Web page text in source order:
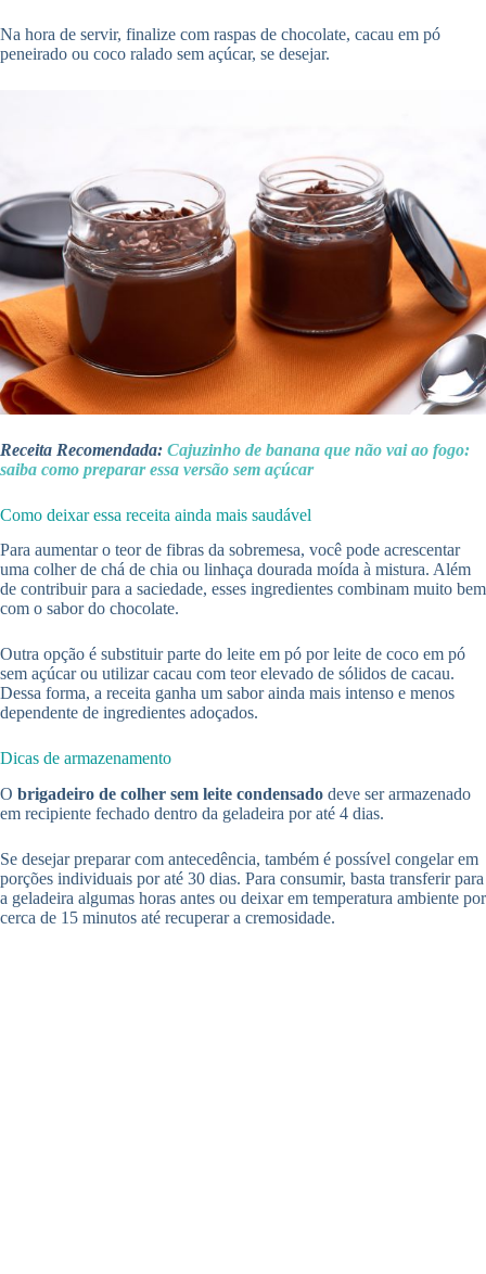
Na hora de servir, finalize com raspas de chocolate, cacau em pó
peneirado ou coco ralado sem açúcar, se desejar.
Receita Recomendada: Cajuzinho de banana que não vai ao fogo:
saiba como preparar essa versão sem açúcar
Como deixar essa receita ainda mais saudável
Para aumentar o teor de fibras da sobremesa, você pode acrescentar
uma colher de chá de chia ou linhaça dourada moída à mistura. Além
de contribuir para a saciedade, esses ingredientes combinam muito bem
com o sabor do chocolate.
Outra opção é substituir parte do leite em pó por leite de coco em pó
sem açúcar ou utilizar cacau com teor elevado de sólidos de cacau.
Dessa forma, a receita ganha um sabor ainda mais intenso e menos
dependente de ingredientes adoçados.
Dicas de armazenamento
O brigadeiro de colher sem leite condensado deve ser armazenado
em recipiente fechado dentro da geladeira por até 4 dias.
Se desejar preparar com antecedência, também é possível congelar em
porções individuais por até 30 dias. Para consumir, basta transferir para
a geladeira algumas horas antes ou deixar em temperatura ambiente por
cerca de 15 minutos até recuperar a cremosidade.